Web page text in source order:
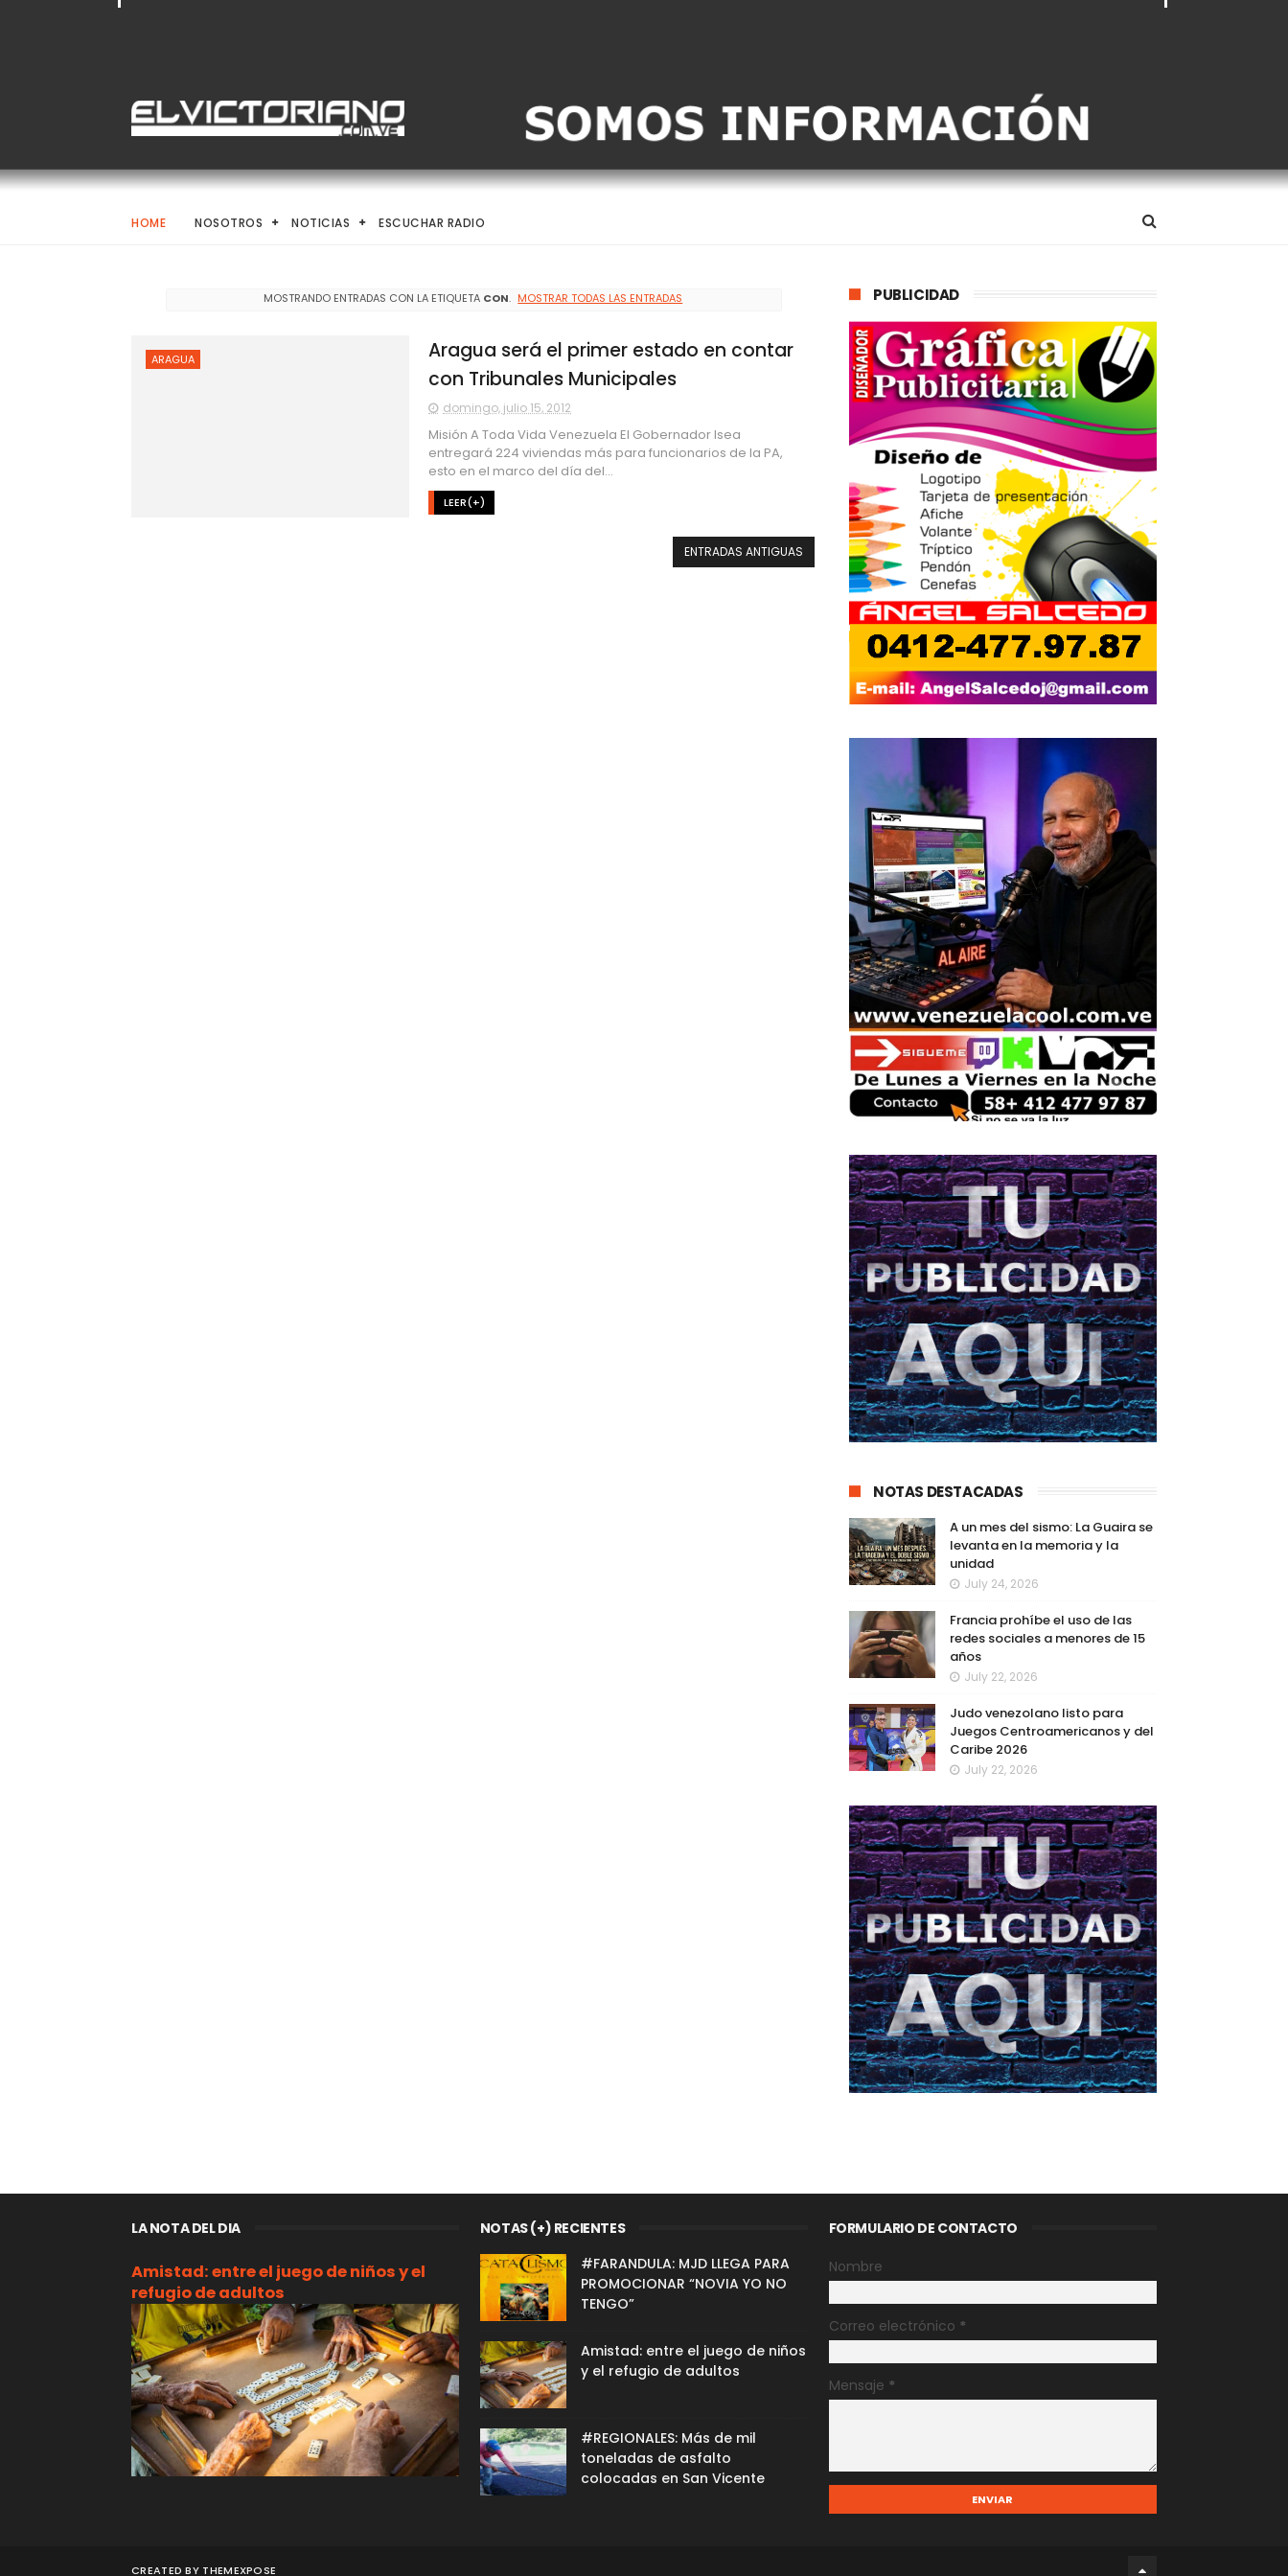
HOME NOSOTROS NOTICIAS ESCUCHAR RADIO
MOSTRANDO ENTRADAS CON LA ETIQUETA CON. MOSTRAR TODAS LAS ENTRADAS
ARAGUA
Aragua será el primer estado en contar
con Tribunales Municipales
domingo, julio 15, 2012
Misión A Toda Vida Venezuela El Gobernador Isea
entregará 224 viviendas más para funcionarios de la PA,
esto en el marco del día del...
LEER(+)
ENTRADAS ANTIGUAS
PUBLICIDAD
NOTAS DESTACADAS
A un mes del sismo: La Guaira se
levanta en la memoria y la
unidad
July 24, 2026
Francia prohíbe el uso de las
redes sociales a menores de 15
años
July 22, 2026
Judo venezolano listo para
Juegos Centroamericanos y del
Caribe 2026
July 22, 2026
LA NOTA DEL DIA
Amistad: entre el juego de niños y el
refugio de adultos
NOTAS (+) RECIENTES
#FARANDULA: MJD LLEGA PARA
PROMOCIONAR “NOVIA YO NO
TENGO”
Amistad: entre el juego de niños
y el refugio de adultos
#REGIONALES: Más de mil
toneladas de asfalto
colocadas en San Vicente
FORMULARIO DE CONTACTO
Nombre
Correo electrónico *
Mensaje *
CREATED BY THEMEXPOSE